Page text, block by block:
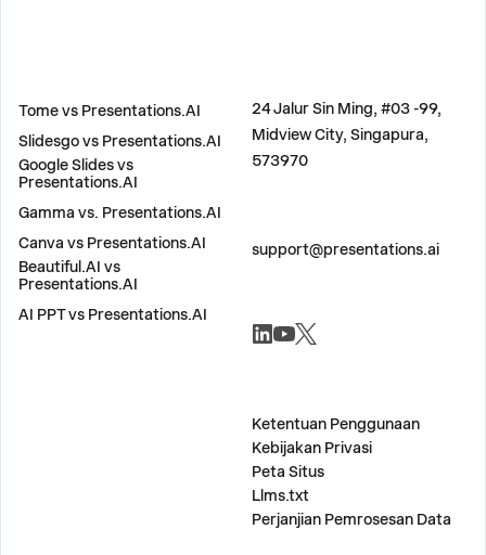
Tome vs Presentations.AI
Slidesgo vs Presentations.AI
Google Slides vs
Presentations.AI
Gamma vs. Presentations.AI
Canva vs Presentations.AI
Beautiful.AI vs
Presentations.AI
AI PPT vs Presentations.AI
24 Jalur Sin Ming, #03 -99,
Midview City, Singapura,
573970
support@presentations.ai
Ketentuan Penggunaan
Kebijakan Privasi
Peta Situs
Llms.txt
Perjanjian Pemrosesan Data